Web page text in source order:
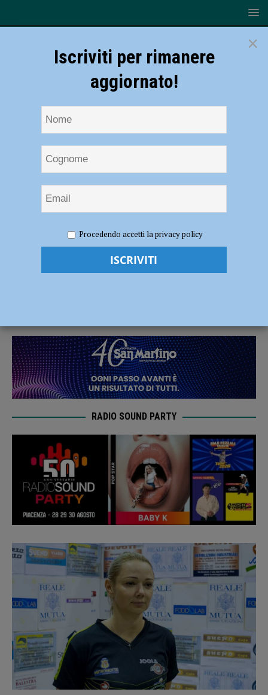
immeritatamente a Castel Goffredo
La Teco Corte Auto cede
RADIO SOUND PARTY
×
Iscriviti per rimanere
aggiornato!
Procedendo accetti la privacy policy